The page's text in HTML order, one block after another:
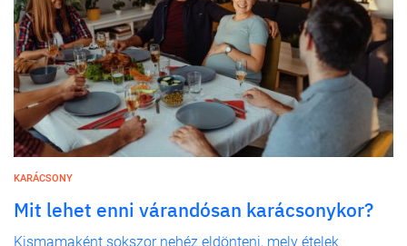
KARÁCSONY
Mit lehet enni várandósan karácsonykor?
Kismamaként sokszor nehéz eldönteni, mely ételek